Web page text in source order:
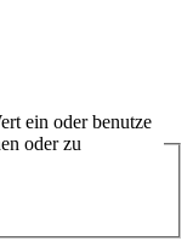
ein oder benutze
oder zu